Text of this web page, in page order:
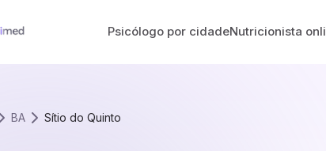
Psicólogo por cidadeNutricionista
BA Sítio do Quinto